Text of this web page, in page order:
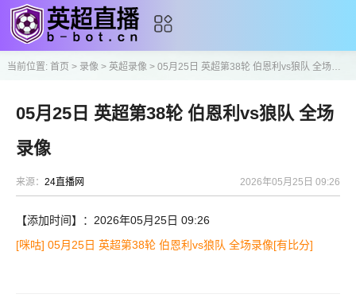
当前位置: 首页 > 录像> 英超录像> 05月25日 英超第38轮 伯恩利vs狼队 全场录像
05月25日 英超第38轮 伯恩利vs狼队 全场
录像
来源： 24直播网 2026年05月25日 09:26
【添加时间】：2026年05月25日 09:26
[咪咕] 05月25日 英超第38轮 伯恩利vs狼队 全场录像[有比分]